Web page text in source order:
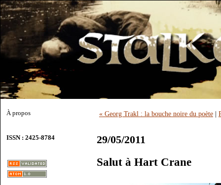
À propos
ISSN : 2425-8784
« Georg Trakl : la bouche noire du poète|
29/05/2011
Salut à Hart Crane